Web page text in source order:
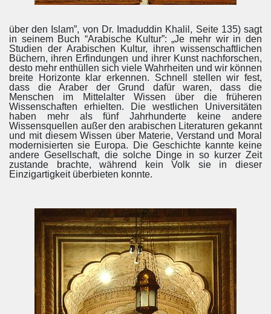
über den Islam”, von Dr. Imaduddin Khalil, Seite 135) sagt
in seinem Buch “Arabische Kultur”: „Je mehr wir in den
Studien der Arabischen Kultur, ihren wissenschaftlichen
Büchern, ihren Erfindungen und ihrer Kunst nachforschen,
desto mehr enthüllen sich viele Wahrheiten und wir können
breite Horizonte klar erkennen. Schnell stellen wir fest,
dass die Araber der Grund dafür waren, dass die
Menschen im Mittelalter Wissen über die früheren
Wissenschaften erhielten. Die westlichen Universitäten
haben mehr als fünf Jahrhunderte keine andere
Wissensquellen außer den arabischen Literaturen gekannt
und mit diesem Wissen über Materie, Verstand und Moral
modernisierten sie Europa. Die Geschichte kannte keine
andere Gesellschaft, die solche Dinge in so kurzer Zeit
zustande brachte, während kein Volk sie in dieser
Einzigartigkeit überbieten konnte.